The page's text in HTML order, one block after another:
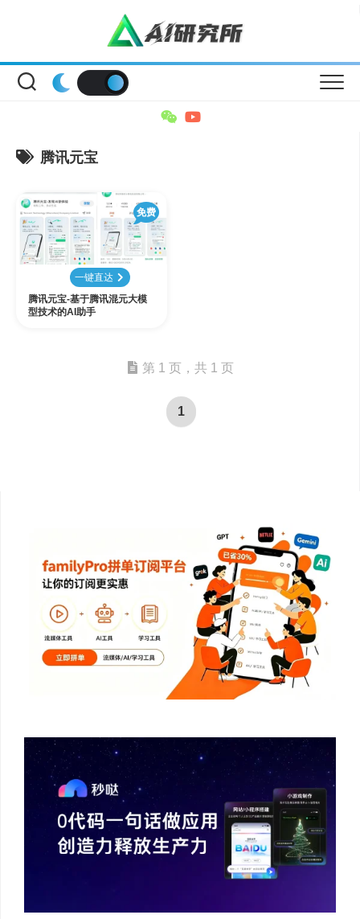
腾讯元宝
免费
一键直达
腾讯元宝-基于腾讯混元大模
型技术的AI助手
第 1 页，共 1 页
1